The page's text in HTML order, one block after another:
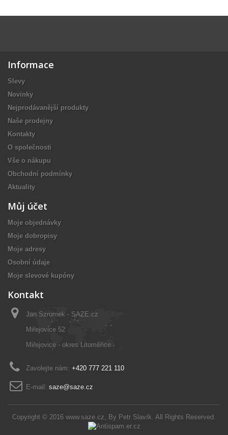
Informace
Slevy
Novinky
Nejprodávanější produkty
Naše prodejny
Kontakty
O společnosti
Vše o nákupu
Obchodní podmínky
Aktuality
Copyright © 2016 www.saze.cz, By Petr Slavík. All Rights Reserved.
Můj účet
Moje objednávky
Moje dobropisy
Moje adresy
Osobní údaje
Moje slevové kupóny
Kontakt
Jan Szromek - SAZE.cz
Miřejovice 52
Miřejovice - okres Litoměřice
Zavolejte nám: +420 777 221 110
E-mail: saze@saze.cz